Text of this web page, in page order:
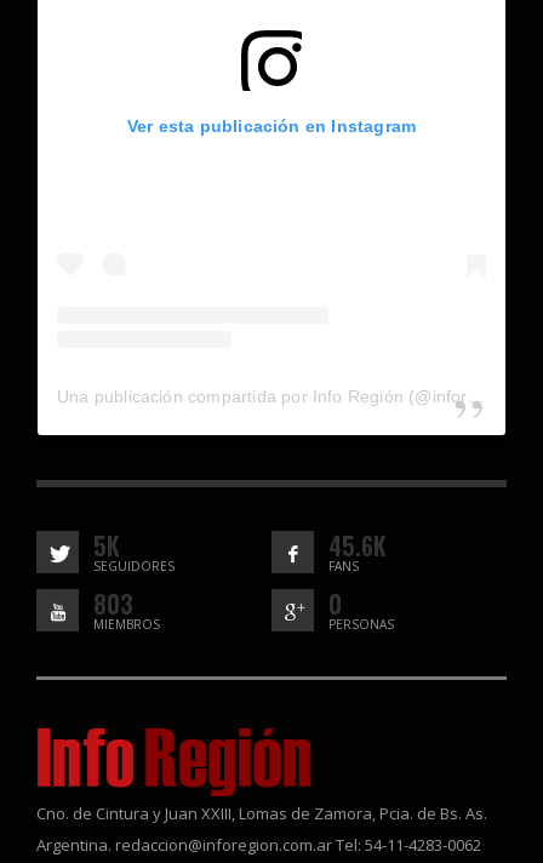
Ver esta publicación en Instagram
5K
SEGUIDORES
45.6K
FANS
803
MIEMBROS
0
PERSONAS
Cno. de Cintura y Juan XXIII, Lomas de Zamora, Pcia. de Bs. As.
Argentina. redaccion@inforegion.com.ar Tel: 54-11-4283-0062